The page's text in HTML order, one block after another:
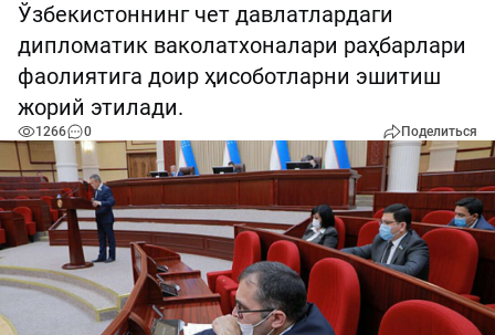
Ўзбекистоннинг чет давлатлардаги
дипломатик ваколатхоналари раҳбарлари
фаолиятига доир ҳисоботларни эшитиш
жорий этилади.
1266 0 Поделиться